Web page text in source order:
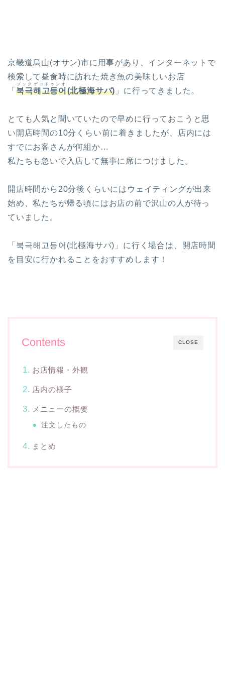
京畿道烏山(オサン)市に用事があり、インターネットで
検索して昼食時に訪れた焼き魚の美味しいお店
「 북극해고등어
ブックゲコドゥンオ
(北極海サバ) 」に行ってきました。
とても人気と聞いていたので早めに行っておこうと思
い開店時間の10分くらい前に着きましたが、店内には
すでにお客さんが何組か…
私たちも急いで入店して無事に席につけました。
開店時間から20分後くらいにはウェイティングが出来
始め、私たちが帰る頃にはお店の前で沢山の人が待っ
ていました。
「북극해고등어(北極海サバ)」に行く場合は、開店時間
を目安に行かれることをおすすめします！
CLOSE
Contents
お店情報・外観
店内の様子
メニューの概要
注文したもの
まとめ